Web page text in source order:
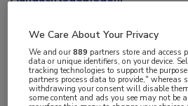
Tags:
antibiotica,azitromycine,COVID-19
We Care About Your Privacy
We and our889 partners store and access
data or unique identifiers, on your device.
tracking technologies to support the
partners process data to provide," whereas
withdrawing your consent will disable
some content and ads you see may not be